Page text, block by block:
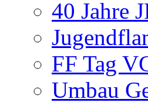
40 Jahre
FF Tag
Umbau